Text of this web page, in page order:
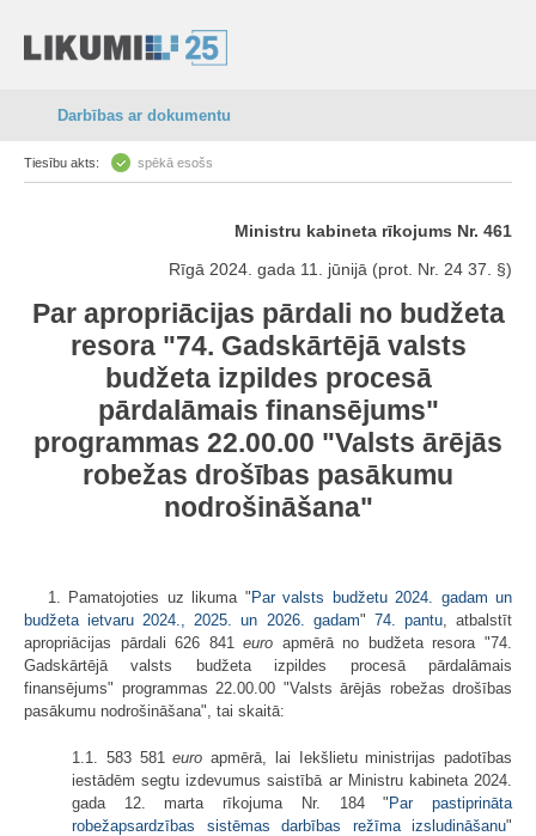
Darbības ar dokumentu
Tiesību akts: spēkā esošs
Ministru kabineta rīkojums Nr. 461
Rīgā 2024. gada 11. jūnijā (prot. Nr. 24 37. §)
Par apropriācijas pārdali no budžeta
resora "74. Gadskārtējā valsts
budžeta izpildes procesā
pārdalāmais finansējums"
programmas 22.00.00 "Valsts ārējās
robežas drošības pasākumu
nodrošināšana"
1. Pamatojoties uz likuma " Par valsts budžetu 2024. gadam un
budžeta ietvaru 2024., 2025. un 2026. gadam" 74. pantu, atbalstīt
apropriācijas pārdali 626 841euro apmērā no budžeta resora "74.
Gadskārtējā valsts budžeta izpildes procesā pārdalāmais
finansējums" programmas 22.00.00 "Valsts ārējās robežas drošības
pasākumu nodrošināšana", tai skaitā:
1.1. 583 581euro apmērā, lai Iekšlietu ministrijas padotības
iestādēm segtu izdevumus saistībā ar Ministru kabineta 2024.
gada 12. marta rīkojuma Nr. 184 " Par pastiprināta
robežapsardzības sistēmas darbības režīma izsludināšanu"